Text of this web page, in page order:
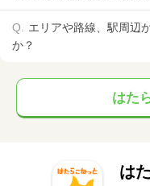
エリアや路線、駅周辺
か？
はた
は